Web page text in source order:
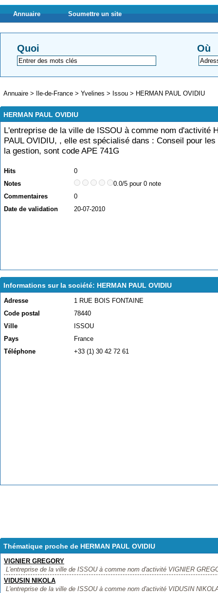
Annuaire Soumettre un site
Quoi Où
Annuaire > Ile-de-France > Yvelines > Issou > HERMAN PAUL OVIDIU
HERMAN PAUL OVIDIU
L'entreprise de la ville de ISSOU à comme nom d'activité
PAUL OVIDIU, , elle est spécialisé dans : Conseil pour
la gestion, sont code APE 741G
Hits
0
Notes
0.0/5 pour 0 note
Commentaires
0
Date de validation
20-07-2010
Informations sur la société: HERMAN PAUL OVIDIU
Adresse
1 RUE BOIS FONTAINE
Code postal
78440
Ville
ISSOU
Pays
France
Téléphone
+33 (1) 30 42 72 61
Thématique proche de HERMAN PAUL OVIDIU
VIGNIER GREGORY
L'entreprise de la ville de ISSOU à comme nom d'activité VIGNIER
VIDUSIN NIKOLA
L'entreprise de la ville de ISSOU à comme nom d'activité VIDUSIN